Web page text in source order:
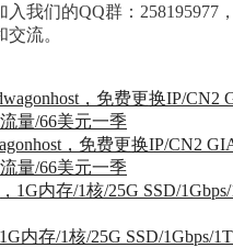
我们的QQ群：258195977
流。
，免费更换IP/CN2
量/66美元一季
内存/1核/25G SSD/1Gbps/